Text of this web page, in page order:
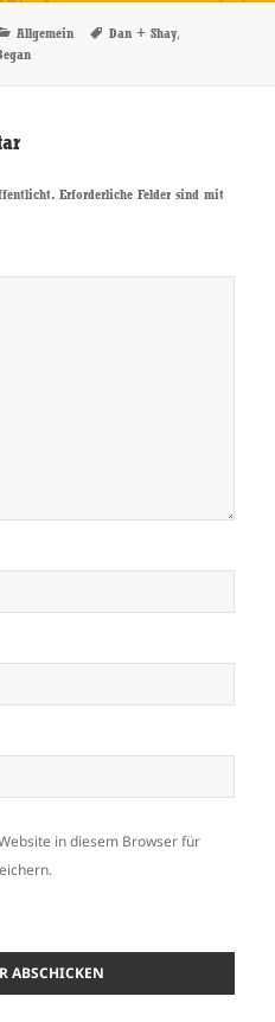
Kategorien
Allgemein Schlagwörter
Dan + Shay,
Erforderliche Felder sind mit
in diesem Browser für